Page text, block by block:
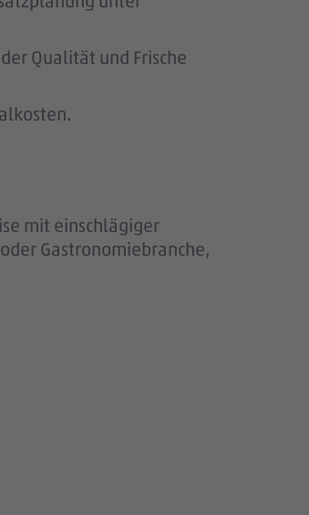
Qualität und Frische
mit einschlägiger
Gastronomiebranche,